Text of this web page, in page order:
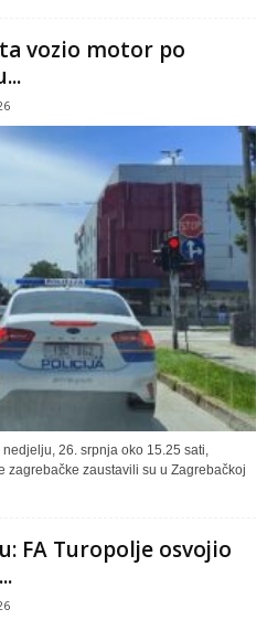
vozio motor po
26. srpnja oko 15.25 sati,
zaustavili su u Zagrebačkoj
FA Turopolje osvojio